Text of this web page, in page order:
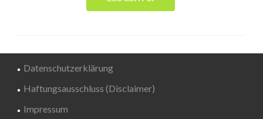
Datenschutzerklärung
Haftungsausschluss (Disclaimer)
Impressum